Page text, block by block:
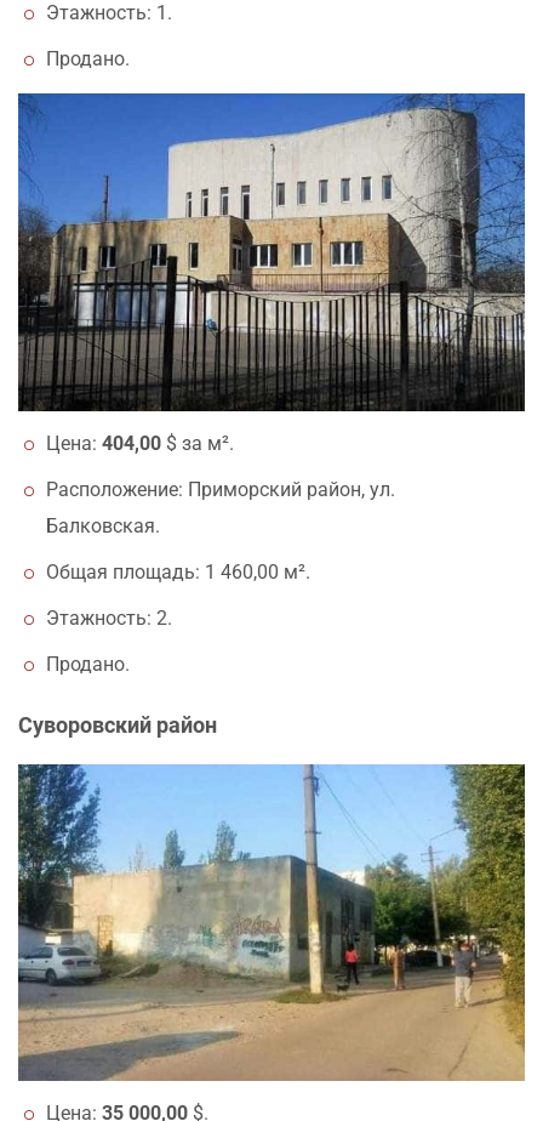
Этажность: 1.
Продано.
Цена: 404,00 $ за м².
Расположение: Приморский район, ул.
Балковская.
Общая площадь: 1 460,00 м².
Этажность: 2.
Продано.
Суворовский район
Цена: 35 000,00 $.